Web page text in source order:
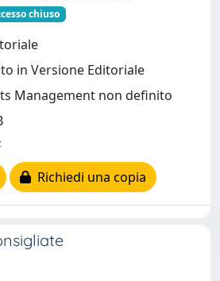
chiuso
in Versione Editoriale
Management non definito
Richiedi una copia